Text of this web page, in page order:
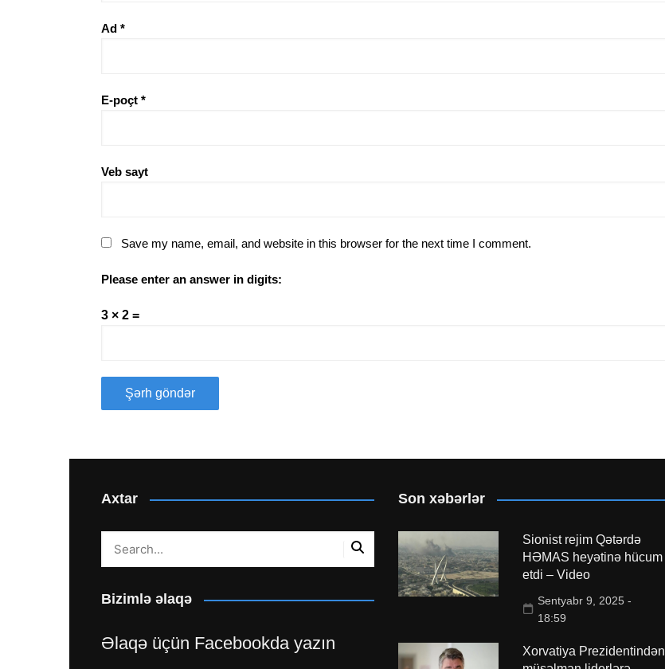
Ad *
E-poçt *
Veb sayt
Save my name, email, and website in this browser for the next time I comment.
Please enter an answer in digits:
3 × 2 =
Axtar
Bizimlə əlaqə
Əlaqə üçün Facebookda yazın
Son xəbərlər
Sionist rejim Qətərdə
HƏMAS heyətinə hücum
etdi – Video
Sentyabr 9, 2025 -
18:59
Xorvatiya Prezidentindən